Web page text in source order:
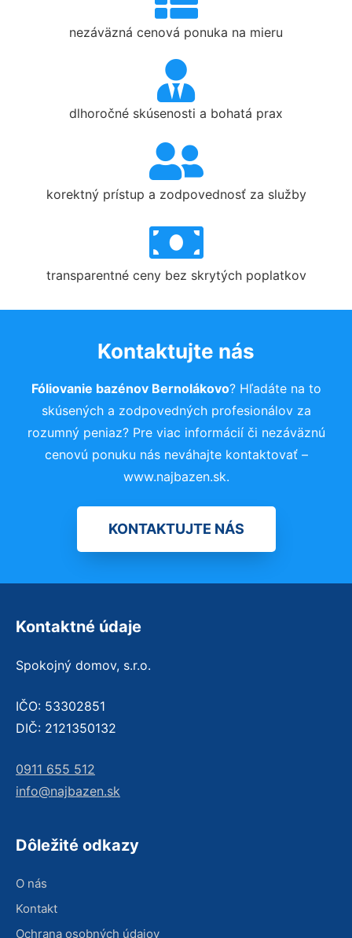
nezáväzná cenová ponuka na mieru
dlhoročné skúsenosti a bohatá prax
korektný prístup a zodpovednosť za služby
transparentné ceny bez skrytých poplatkov
Kontaktujte nás
Fóliovanie bazénov Bernolákovo? Hľadáte na to
skúsených a zodpovedných profesionálov za
rozumný peniaz? Pre viac informácií či nezáväznú
cenovú ponuku nás neváhajte kontaktovať –
www.najbazen.sk.
KONTAKTUJTE NÁS
Kontaktné údaje
Spokojný domov, s.r.o.
IČO: 53302851
DIČ: 2121350132
0911 655 512
info@najbazen.sk
Dôležité odkazy
O nás
Kontakt
Ochrana osobných údajov